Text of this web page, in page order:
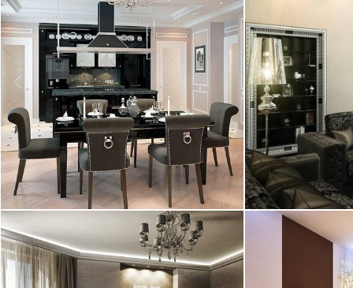
квартира, 240 м
17.07.2013
квартира, 170
03.07.2013